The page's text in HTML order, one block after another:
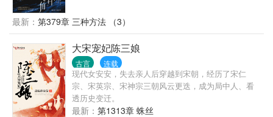
是知晓新世界结局的唯一读者。如果我的人生和现在
不同 那会是什么样的呢？
最新： 第379章 三种方法 （3）
大宋宠妃陈三娘
古言 连载
现代女安安，失去亲人后穿越到宋朝，经历了宋仁
宗、宋英宗、宋神宗三朝风云更迭，成为局中人、看
透历史变迁。
最新： 第1313章 蛛丝